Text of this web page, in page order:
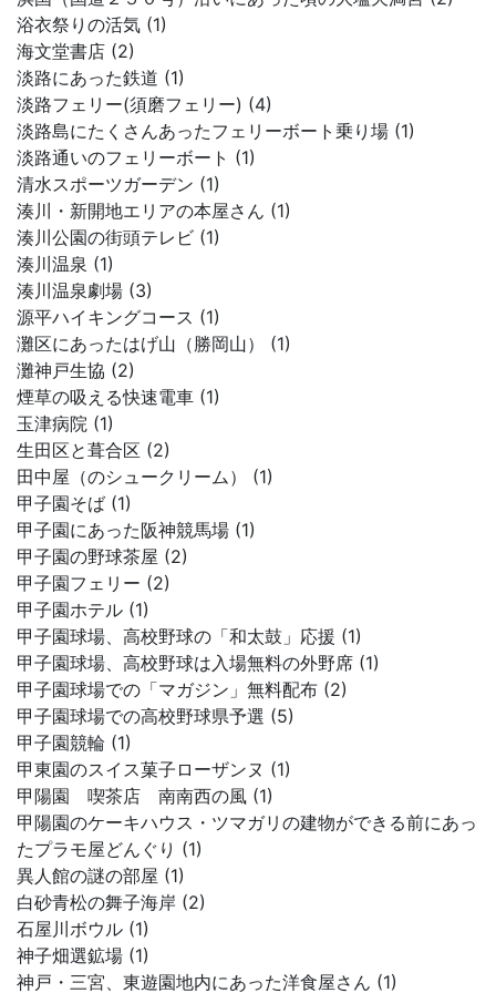
浴衣祭りの活気 (1)
海文堂書店 (2)
淡路にあった鉄道 (1)
淡路フェリー(須磨フェリー) (4)
淡路島にたくさんあったフェリーボート乗り場 (1)
淡路通いのフェリーボート (1)
清水スポーツガーデン (1)
湊川・新開地エリアの本屋さん (1)
湊川公園の街頭テレビ (1)
湊川温泉 (1)
湊川温泉劇場 (3)
源平ハイキングコース (1)
灘区にあったはげ山（勝岡山） (1)
灘神戸生協 (2)
煙草の吸える快速電車 (1)
玉津病院 (1)
生田区と葺合区 (2)
田中屋（のシュークリーム） (1)
甲子園そば (1)
甲子園にあった阪神競馬場 (1)
甲子園の野球茶屋 (2)
甲子園フェリー (2)
甲子園ホテル (1)
甲子園球場、高校野球の「和太鼓」応援 (1)
甲子園球場、高校野球は入場無料の外野席 (1)
甲子園球場での「マガジン」無料配布 (2)
甲子園球場での高校野球県予選 (5)
甲子園競輪 (1)
甲東園のスイス菓子ローザンヌ (1)
甲陽園 喫茶店 南南西の風 (1)
甲陽園のケーキハウス・ツマガリの建物ができる前にあっ
たプラモ屋どんぐり (1)
異人館の謎の部屋 (1)
白砂青松の舞子海岸 (2)
石屋川ボウル (1)
神子畑選鉱場 (1)
神戸・三宮、東遊園地内にあった洋食屋さん (1)